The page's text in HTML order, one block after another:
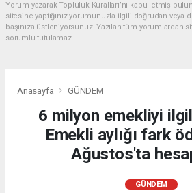
Yorum yazarak Topluluk Kuralları’nı kabul etmiş
sitesine yaptığınız yorumunuzla ilgili doğrudan veya
başınıza üstleniyorsunuz. Yazılan tüm yorumlardan
sorumlu tutulamaz.
Anasayfa GÜNDEM
6 milyon emekliyi
Emekli aylığı fark
Ağustos'ta
GÜNDEM